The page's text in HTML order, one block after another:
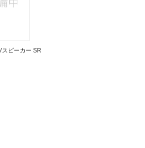
ピーカー SR